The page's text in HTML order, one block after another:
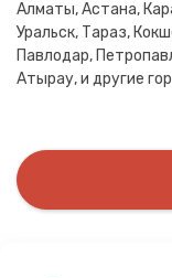
Алматы, Астана,
Уральск, Тараз,
Павлодар,
Атырау, и другие